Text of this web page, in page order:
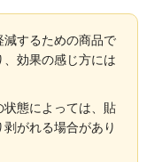
するための商品で
効果の感じ方には
状態によっては、貼
がれる場合があり